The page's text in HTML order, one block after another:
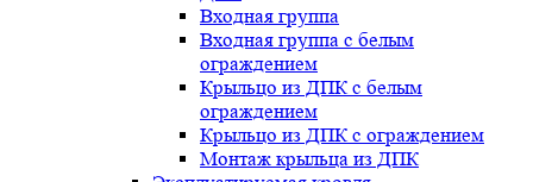
Входная группа
Входная группа с белым
ограждением
Крыльцо из ДПК с белым
ограждением
Крыльцо из ДПК с ограждением
Монтаж крыльца из ДПК